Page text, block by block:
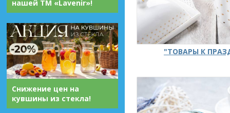
нашей ТМ «Lavenir»!
Снижение цен на
кувшины из стекла!
"ТОВАРЫ К